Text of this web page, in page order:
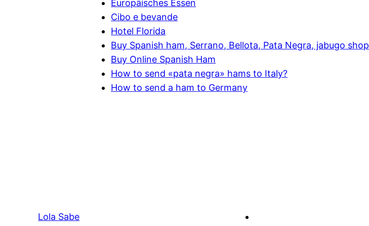
Europäisches Essen
Cibo e bevande
Hotel Florida
Buy Spanish ham, Serrano, Bellota, Pata Negra, jabugo shop
Buy Online Spanish Ham
How to send «pata negra» hams to Italy?
How to send a ham to Germany
Lola Sabe